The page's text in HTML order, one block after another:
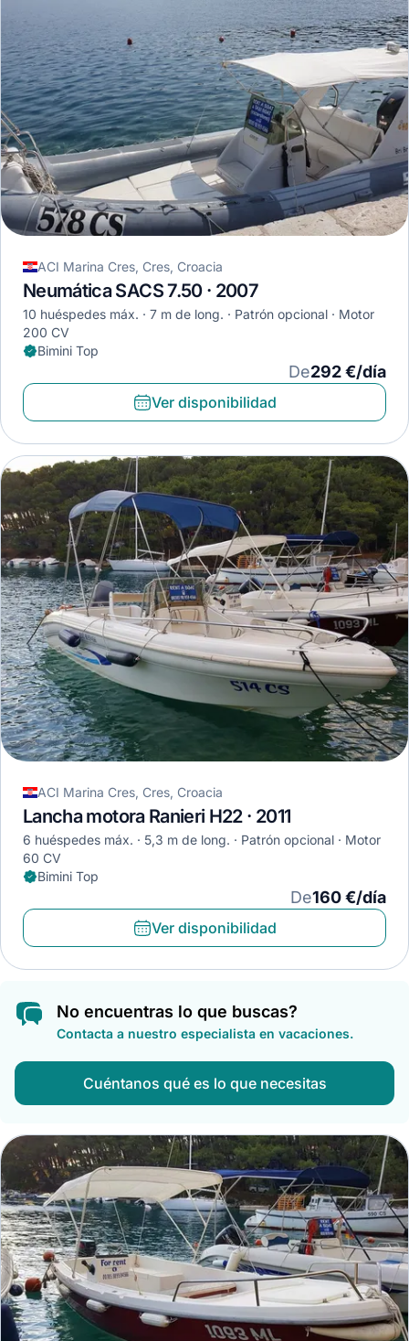
ACI Marina Cres, Cres, Croacia
Neumática SACS 7.50 · 2007
10 huéspedes máx. 7 m de long. Patrón opcional
Motor
200 CV
Bimini Top
De292 €/día
Ver disponibilidad
ACI Marina Cres, Cres, Croacia
Lancha motora Ranieri H22 · 2011
6 huéspedes máx. 5,3 m de long. Patrón opcional
Motor
60 CV
Bimini Top
De160 €/día
Ver disponibilidad
No encuentras lo que buscas?
Contacta a nuestro especialista en vacaciones.
Cuéntanos qué es lo que necesitas